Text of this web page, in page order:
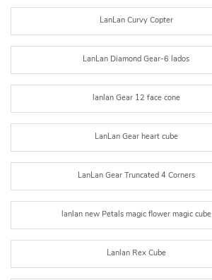
LanLan Curvy Copter
LanLan Diamond Gear-6 lados
lanlan Gear 12 face cone
LanLan Gear heart cube
LanLan Gear Truncated 4 Corners
lanlan new Petals magic flower magic cube
Lanlan Rex Cube